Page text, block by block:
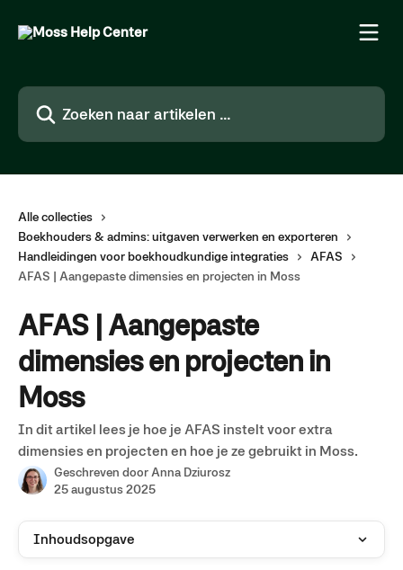
Zoeken naar artikelen ...
Alle collecties
Boekhouders & admins: uitgaven verwerken en exporteren
Handleidingen voor boekhoudkundige integraties
AFAS
AFAS | Aangepaste dimensies en projecten in Moss
AFAS | Aangepaste
dimensies en projecten in
Moss
In dit artikel lees je hoe je AFAS instelt voor extra
dimensies en projecten en hoe je ze gebruikt in Moss.
Geschreven door Anna Dziurosz
25 augustus 2025
Inhoudsopgave